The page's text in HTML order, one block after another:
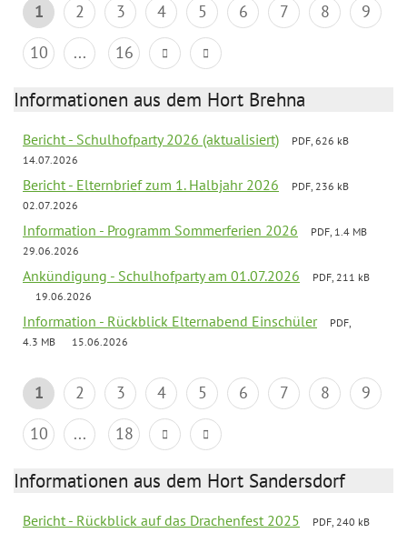
1 2 3 4 5 6 7 8
9
10
... 16
Informationen aus dem Hort Brehna
Bericht - Schulhofparty 2026 (aktualisiert)
PDF, 626 kB
14.07.2026
Bericht - Elternbrief zum 1. Halbjahr 2026
PDF, 236 kB
02.07.2026
Information - Programm Sommerferien 2026
PDF, 1.4 MB
29.06.2026
Ankündigung - Schulhofparty am 01.07.2026
PDF, 211 kB
19.06.2026
Information - Rückblick Elternabend Einschüler
PDF,
4.3 MB
15.06.2026
1 2 3 4 5 6 7 8
9
10
... 18
Informationen aus dem Hort Sandersdorf
Bericht - Rückblick auf das Drachenfest 2025
PDF, 240 kB